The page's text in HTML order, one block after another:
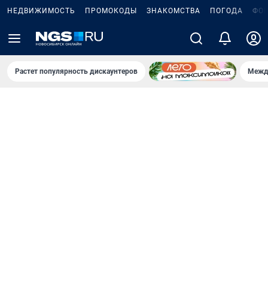
НЕДВИЖИМОСТЬ ПРОМОКОДЫ ЗНАКОМСТВА ПОГОДА
Растет популярность дискаунтеров